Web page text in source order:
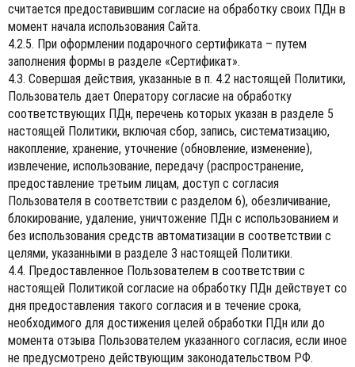
считается предоставившим согласие на обработку своих ПДн в
момент начала использования Сайта.
4.2.5. При оформлении подарочного сертификата – путем
заполнения формы в разделе «Сертификат».
4.3. Совершая действия, указанные в п. 4.2 настоящей Политики,
Пользователь дает Оператору согласие на обработку
соответствующих ПДн, перечень которых указан в разделе 5
настоящей Политики, включая сбор, запись, систематизацию,
накопление, хранение, уточнение (обновление, изменение),
извлечение, использование, передачу (распространение,
предоставление третьим лицам, доступ с согласия
Пользователя в соответствии с разделом 6), обезличивание,
блокирование, удаление, уничтожение ПДн с использованием и
без использования средств автоматизации в соответствии с
целями, указанными в разделе 3 настоящей Политики.
4.4. Предоставленное Пользователем в соответствии с
настоящей Политикой согласие на обработку ПДн действует со
дня предоставления такого согласия и в течение срока,
необходимого для достижения целей обработки ПДн или до
момента отзыва Пользователем указанного согласия, если иное
не предусмотрено действующим законодательством РФ.